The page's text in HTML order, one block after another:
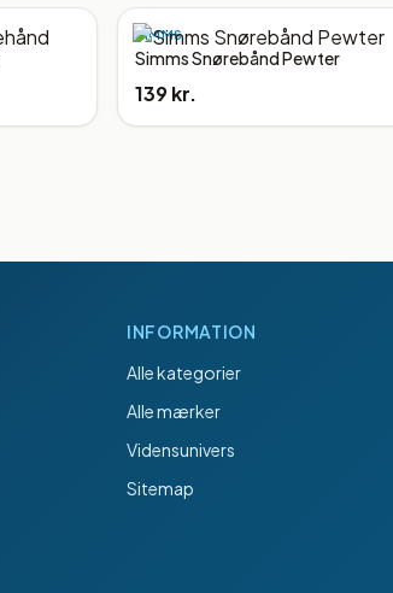
SIMMS
Simms Snørebånd Pewter
139 kr.
INFORMATION
Alle kategorier
Alle mærker
Vidensunivers
Sitemap